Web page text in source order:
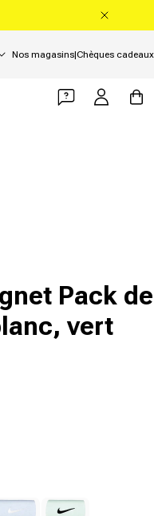
Nos magasins|Chèques cadeaux
Se connecter
Panier
Pack de
vert
ou indisponible